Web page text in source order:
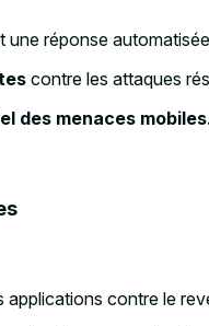
une réponse
contre les attaques
des menaces mobiles.
applications contre le